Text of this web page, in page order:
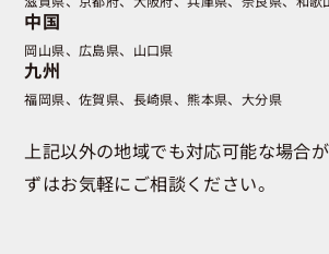
中国
岡山県 広島県 山口県
九州
福岡県 佐賀県 長崎県 熊本県 大分県
上記以外の地域でも対応可能な場合
ずはお気軽にご相談ください。